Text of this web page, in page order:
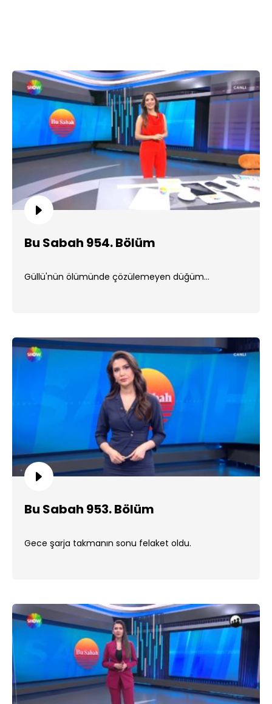
Bu Sabah 954. Bölüm
Güllü'nün ölümünde çözülemeyen düğüm...
Bu Sabah 953. Bölüm
Gece şarja takmanın sonu felaket oldu.